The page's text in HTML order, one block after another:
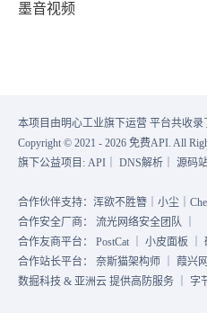
墨音视频
本项目由明心工业旗下运营 平台共收录
Copyright © 2021 - 2026 免费API. All
旗下公益项目: API DNS解析 源码
合作伙伴支持：浑欲不胜簪｜小尘｜
合作安全厂商： 流光网络安全团队
合作友商平台： PostCat 小皮面板
合作站长平台： 奈斯猫架构师 葭兴网
数掘科技 & 亚洲云 提供高防服务 ｜ 字